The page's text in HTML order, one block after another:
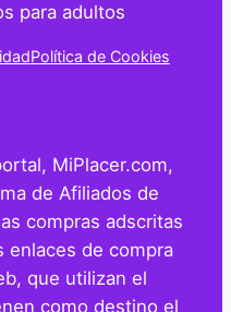
para adultos
Política de Cookies
MiPlacer.com,
de Afiliados de
compras adscritas
enlaces de compra
que utilizan el
como destino el